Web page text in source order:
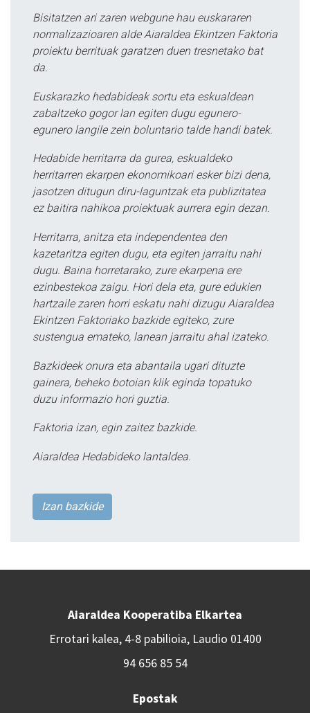
Bisitatzen ari zaren webgune hau euskararen
normalizazioaren alde Aiaraldea Ekintzen Faktoria
proiektu berrituak garatzen duen tresnetako bat
da.
Euskarazko hedabideak sortu eta eskualdean
zabaltzeko gogor lan egiten dugu egunero-
egunero langile zein boluntario talde handi batek.
Hedabide herritarra da gurea, eskualdeko
herritarren ekarpen ekonomikoari esker bizi dena,
jasotzen ditugun diru-laguntzak eta publizitatea
ez baitira nahikoa proiektuak aurrera egin dezan.
Herritarra, anitza eta independentea den
kazetaritza egiten dugu, eta egiten jarraitu nahi
dugu. Baina horretarako, zure ekarpena ere
ezinbestekoa zaigu. Hori dela eta, gure edukien
hartzaile zaren horri eskatu nahi dizugu Aiaraldea
Ekintzen Faktoriako bazkide egiteko, zure
sustengua emateko, lanean jarraitu ahal izateko.
Bazkideek onura eta abantaila ugari dituzte
gainera, beheko botoian klik eginda topatuko
duzu informazio hori guztia.
Faktoria izan, egin zaitez bazkide.
Aiaraldea Hedabideko lantaldea.
Izan bazkide
Aiaraldea Kooperatiba Elkartea
Errotari kalea, 4-8 pabilioia, Laudio 01400
94 656 85 54
Epostak